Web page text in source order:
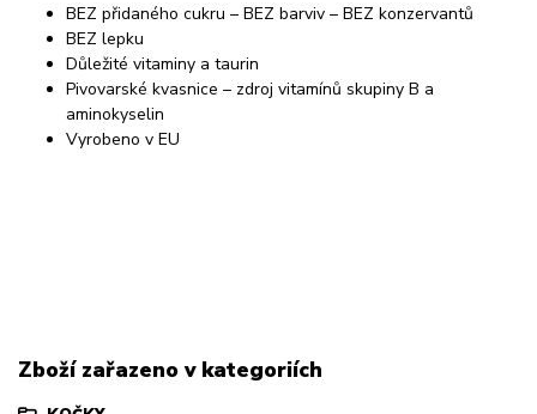
BEZ přidaného cukru – BEZ barviv – BEZ konzervantů
BEZ lepku
Důležité vitaminy a taurin
Pivovarské kvasnice – zdroj vitamínů skupiny B a
aminokyselin
Vyrobeno v EU
Zboží zařazeno v kategoriích